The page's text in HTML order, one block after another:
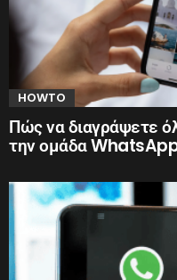
HOWTO
Πώς να διαγράψετε
την ομάδα